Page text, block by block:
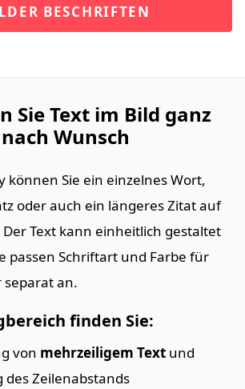
BESCHRIFTEN
Sie Text im Bild ganz
nach Wunsch
können Sie ein einzelnes Wort,
oder auch ein längeres Zitat auf
Der Text kann einheitlich gestaltet
passen Schriftart und Farbe für
separat an.
finden Sie:
von mehrzeiligem Text und
des Zeilenabstands